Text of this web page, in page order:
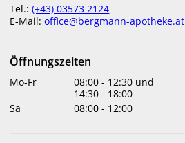
Tel.:(+43) 03573 2124
E-Mail:office@bergmann-apotheke.at
Öffnungszeiten
Mo-Fr 08:00 - 12:30 und
14:30 - 18:00
Sa
08:00 - 12:00